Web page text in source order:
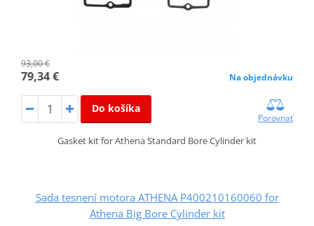
93,00 €
79,34 € Na objednávku
Do košíka
Porovnať
Gasket kit for Athena Standard Bore Cylinder kit
Sada tesnení motora ATHENA P400210160060 for
Athena Big Bore Cylinder kit